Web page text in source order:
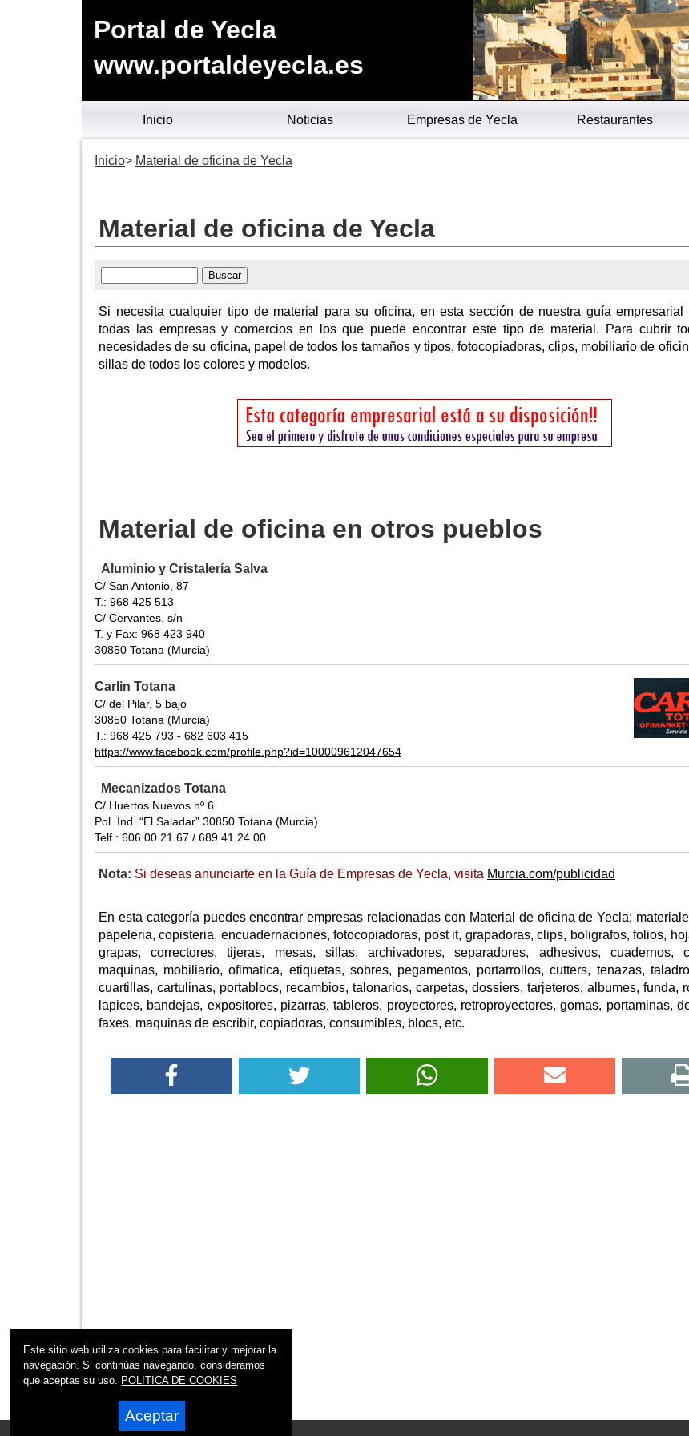
Portal de Yecla
www.portaldeyecla.es
Inicio Noticias Empresas de Yecla Restaurantes
Inicio Material de oficina de Yecla
Material de oficina de Yecla
Si necesita cualquier tipo de material para su oficina, en esta sección de nuestra guía empresarial
todas las empresas y comercios en los que puede encontrar este tipo de material. Para cubrir
necesidades de su oficina, papel de todos los tamaños y tipos, fotocopiadoras, clips, mobiliario de
sillas de todos los colores y modelos.
Material de oficina en otros pueblos
Aluminio y Cristalería Salva
C/ San Antonio, 87
T.: 968 425 513
C/ Cervantes, s/n
T. y Fax: 968 423 940
30850 Totana (Murcia)
Carlin Totana
C/ del Pilar, 5 bajo
30850 Totana (Murcia)
T.: 968 425 793 - 682 603 415
https://www.facebook.com/profile.php?id=100009612047654
Mecanizados Totana
C/ Huertos Nuevos nº 6
Pol. Ind. “El Saladar” 30850 Totana (Murcia)
Telf.: 606 00 21 67 / 689 41 24 00
Nota: Si deseas anunciarte en la Guía de Empresas de Yecla, visita Murcia.com/publicidad
En esta categoría puedes encontrar empresas relacionadas con Material de oficina de Yecla;
papeleria, copisteria, encuadernaciones, fotocopiadoras, post it, grapadoras, clips, boligrafos, folios,
grapas, correctores, tijeras, mesas, sillas, archivadores, separadores, adhesivos, cuadernos,
maquinas, mobiliario, ofimatica, etiquetas, sobres, pegamentos, portarrollos, cutters, tenazas,
cuartillas, cartulinas, portablocs, recambios, talonarios, carpetas, dossiers, tarjeteros, albumes, funda,
lapices, bandejas, expositores, pizarras, tableros, proyectores, retroproyectores, gomas, portaminas,
faxes, maquinas de escribir, copiadoras, consumibles, blocs, etc.
Este sitio web utiliza cookies para facilitar y mejorar la
navegación. Si continúas navegando, consideramos
que aceptas su uso. POLITICA DE COOKIES
Aceptar